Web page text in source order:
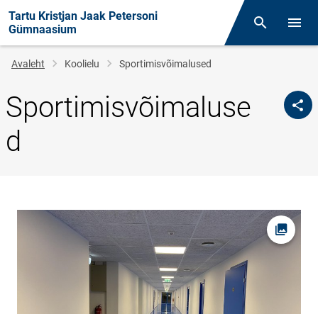
Tartu Kristjan Jaak Petersoni
Gümnaasium
Otsing
Leivapuru
Avaleht Koolielu Sportimisvõimalused
Sportimisvõimaluse
d
Ava